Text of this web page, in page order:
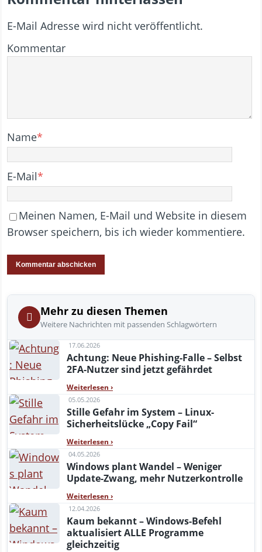
E-Mail Adresse wird nicht veröffentlicht.
Kommentar
Name*
E-Mail*
Meinen Namen, E-Mail und Website in diesem
Browser speichern, bis ich wieder kommentiere.
Mehr zu diesen Themen
Weitere Nachrichten mit passenden Schlagwörtern
17.06.2026
Achtung: Neue Phishing-Falle – Selbst
2FA-Nutzer sind jetzt gefährdet
Weiterlesen ›
05.05.2026
Stille Gefahr im System – Linux-
Sicherheitslücke „Copy Fail“
Weiterlesen ›
04.05.2026
Windows plant Wandel – Weniger
Update-Zwang, mehr Nutzerkontrolle
Weiterlesen ›
12.04.2026
Kaum bekannt – Windows-Befehl
aktualisiert ALLE Programme
gleichzeitig